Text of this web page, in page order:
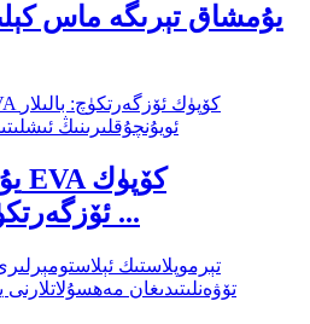
ئۆزگەرتكۈچ: كۈچەيتكۈچ ...